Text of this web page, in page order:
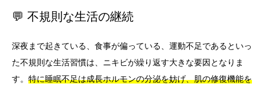
💬 不規則な生活の継続
深夜まで起きている、食事が偏っている、運動不足であるといっ
た不規則な生活習慣は、ニキビが繰り返す大きな要因となりま
す。 特に睡眠不足は成長ホルモンの分泌を妨げ、肌の修復機能を